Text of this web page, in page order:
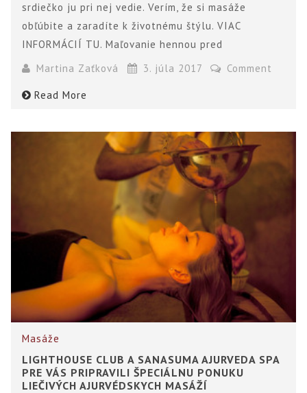
srdiečko ju pri nej vedie. Verím, že si masáže
obľúbite a zaradíte k životnému štýlu. VIAC
INFORMÁCIÍ TU. Maľovanie hennou pred
Martina Zaťková
3. júla 2017 Comment
Read More
Masáže
LIGHTHOUSE CLUB A SANASUMA AJURVEDA SPA
PRE VÁS PRIPRAVILI ŠPECIÁLNU PONUKU
LIEČIVÝCH AJURVÉDSKYCH MASÁŽÍ